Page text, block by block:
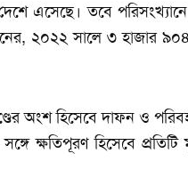
এসেছে। তবে
২০২২ সালে ৩ হাজার
অংশ হিসেবে দাফন ও
ক্ষতিপূরণ হিসেবে